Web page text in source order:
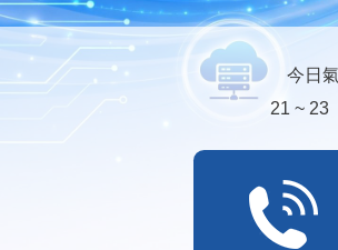
今日
21 ~ 23